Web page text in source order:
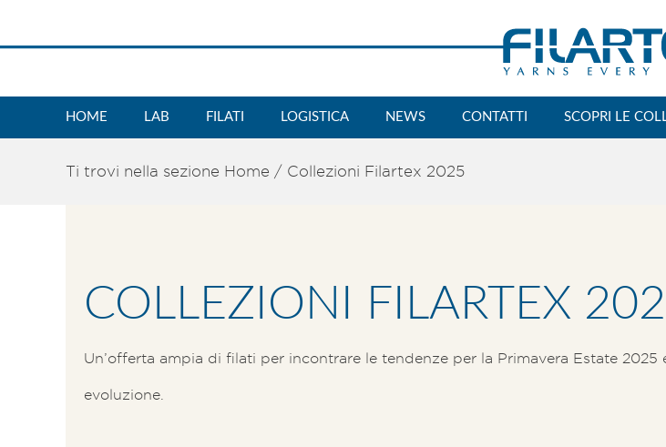
HOME LAB FILATI LOGISTICA NEWS CONTATTI SCOPRI LE
Ti trovi nella sezione Home / Collezioni Filartex 2025
COLLEZIONI FILARTEX
Un’offerta ampia di filati per incontrare le tendenze per la Primavera Estate
evoluzione.